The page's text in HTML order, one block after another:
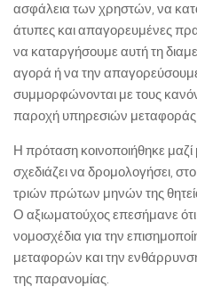
ασφάλεια των χρηστών, να
άτυπες και απαγορευμένες
να καταργήσουμε αυτή τη
αγορά ή να την
συμμορφώνονται με τους
παροχή υπηρεσιών μεταφοράς
Η πρόταση κοινοποιήθηκε
σχεδιάζει να δρομολογήσει,
τριών πρώτων μηνών της
Ο αξιωματούχος επεσήμανε
νομοσχέδια για την
μεταφορών και την
της παρανομίας.